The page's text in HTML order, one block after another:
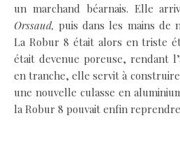
un marchand béarnais. Elle
Orssaud, puis dans les mains de
La Robur 8 était alors en triste
était devenue poreuse, rendant
en tranche, elle servit à
une nouvelle culasse en
la Robur 8 pouvait enfin